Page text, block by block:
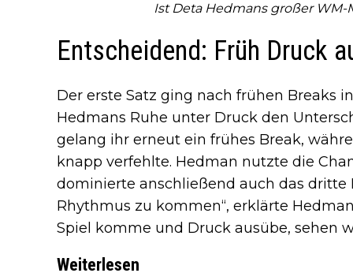
Ist Deta Hedmans großer
Entscheidend: Früh Druck
Der erste Satz ging nach frühen Breaks
Hedmans Ruhe unter Druck den
gelang ihr erneut ein frühes Break,
knapp verfehlte. Hedman nutzte die
dominierte anschließend auch das dritte
Rhythmus zu kommen“, erklärte
Spiel komme und Druck ausübe, sehen
Weiterlesen